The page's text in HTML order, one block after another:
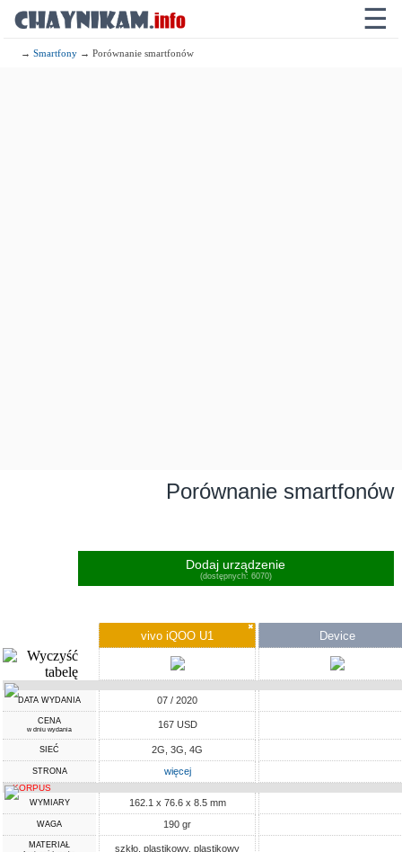
☰
→Smartfony → Porównanie smartfonów
Porównanie smartfonów
Dodaj urządzenie
(dostępnych: 6070)
✖
vivo iQOO U1 Device
DATA WYDANIA 07 / 2020
CENA
w dniu wydania 167 USD
SIEĆ 2G, 3G, 4G
STRONA więcej
KORPUS
WYMIARY 162.1 x 76.6 x 8.5 mm
WAGA 190 gr
MATERIAŁ szkło, plastikowy, plastikowy